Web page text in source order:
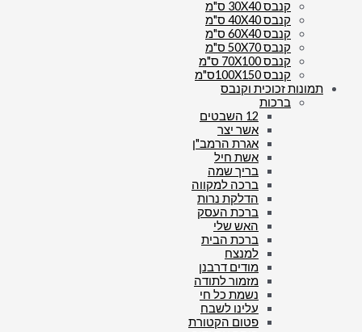
קנבס 30X40 ס"מ
קנבס 40X40 ס"מ
קנבס 60X40 ס"מ
קנבס 50X70 ס"מ
קנבס 70X100 ס"מ
קנבס 100X150ס"מ
תמונות זכוכית וקנבס
ברכות
12 השבטים
אשר יצר
אגרת הרמב"ן
אשת חיל
בריך שמה
ברכה למקווה
הדלקת נרות
ברכת העסק
האש שלי
ברכת הבית
למנצח
מודים דרבנן
מזמור לתודה
נשמת כל חי
עלינו לשבח
פטום הקטורת